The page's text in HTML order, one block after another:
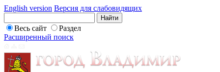
English version Версия для слабовидящих
Весь сайт
Раздел
Расширенный поиск